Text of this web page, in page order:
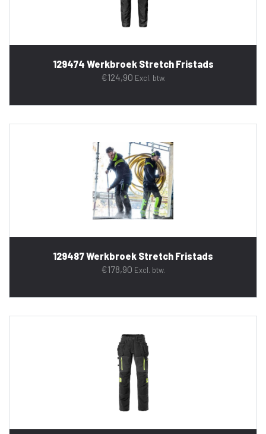
129474 Werkbroek Stretch Fristads
€124,90 Excl. btw.
129487 Werkbroek Stretch Fristads
€178,90 Excl. btw.